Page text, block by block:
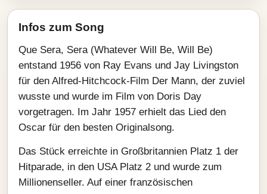
Infos zum Song
Que Sera, Sera (Whatever Will Be, Will Be)
entstand 1956 von Ray Evans und Jay Livingston
für den Alfred-Hitchcock-Film Der Mann, der zuviel
wusste und wurde im Film von Doris Day
vorgetragen. Im Jahr 1957 erhielt das Lied den
Oscar für den besten Originalsong.
Das Stück erreichte in Großbritannien Platz 1 der
Hitparade, in den USA Platz 2 und wurde zum
Millionenseller. Auf einer französischen